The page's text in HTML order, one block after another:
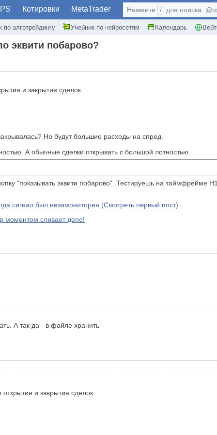
Котировки MetaTrader
по алготрейдингу Учебник по нейросетям Календарь
Нажмите / для поиска:
эквити побарово?
и закрытия сделок.
Но будут большие расходы на спред.
А обычные сделки открывать с большой лотностью.
"показывать эквити побарово". Тестируешь на таймфрейме
сигнал был незамониторен (Смотреть первый пост)
моментом сливает депо!
А так да - в файле хранить
и закрытия сделок.